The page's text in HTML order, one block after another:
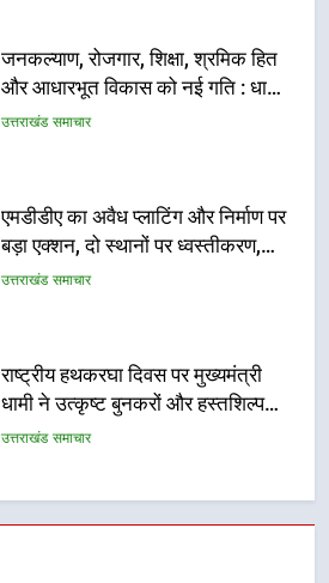
एमडीडीए का अवैध प्लाटिंग और निर्माण पर
बड़ा एक्शन, दो स्थानों पर ध्वस्तीकरण,
मसूरी मार्ग पर अवैध निर्माण सील
उत्तराखंड समाचार
राष्ट्रीय हथकरघा दिवस पर मुख्यमंत्री
धामी ने उत्कृष्ट बुनकरों और हस्तशिल्प
कारीगरों को किया सम्मानित
उत्तराखंड समाचार
उत्तराखंड कांग्रेस में बड़ा संगठनात्मक
फेरबदल, नई कार्यकारिणी और समितियों
का गठन
उत्तराखंड समाचार